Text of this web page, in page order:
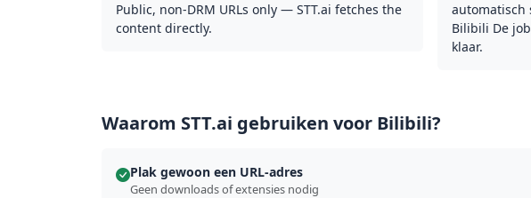
Public, non-DRM URLs only — STT.ai fetches the
content directly.
automatisch
Bilibili De
klaar.
Waarom STT.ai gebruiken voor Bilibili?
Plak gewoon een URL-adres
Geen downloads of extensies nodig